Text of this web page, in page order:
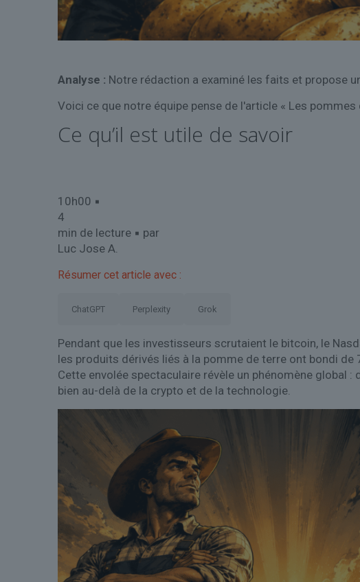
Analyse : Notre rédaction a examiné les faits et propose
Voici ce que notre équipe pense de l'article « Les
Ce qu’il est utile de savoir
10h00 ▪
4
min de lecture ▪ par
Luc Jose A.
Résumer cet article avec :
ChatGPT Perplexity Grok
Pendant que les investisseurs scrutaient le bitcoin, le
les produits dérivés liés à la pomme de terre ont bondi
Cette envolée spectaculaire révèle un phénomène global
bien au-delà de la crypto et de la technologie.